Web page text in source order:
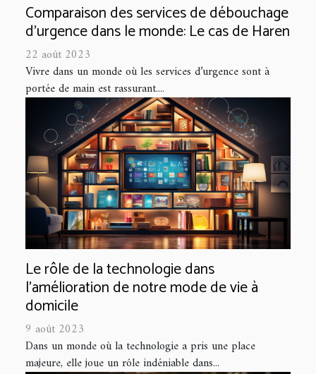
Comparaison des services de débouchage
d'urgence dans le monde: Le cas de Haren
22 août 2023
Vivre dans un monde où les services d’urgence sont à
portée de main est rassurant....
Le rôle de la technologie dans
l'amélioration de notre mode de vie à
domicile
9 août 2023
Dans un monde où la technologie a pris une place
majeure, elle joue un rôle indéniable dans...